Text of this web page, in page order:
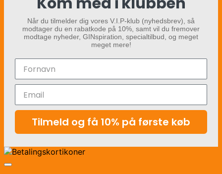
Når du tilmelder dig vores V.I.P-klub (nyhedsbrev), så
modtager du en rabatkode på 10%, samt vil du fremover
modtage nyheder, GINspiration, specialtilbud, og meget
meget mere!
Tilmeld og få 10% på første køb